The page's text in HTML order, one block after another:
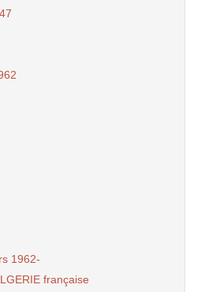
1962-
française